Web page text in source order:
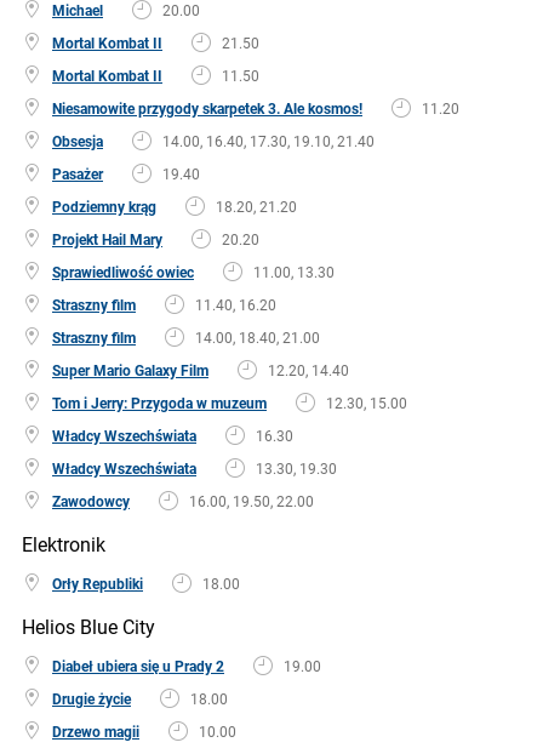
Michael
20.00
Mortal Kombat II
21.50
Mortal Kombat II
11.50
Niesamowite przygody skarpetek 3. Ale kosmos!
11.20
Obsesja
14.00, 16.40, 17.30, 19.10, 21.40
Pasażer
19.40
Podziemny krąg
18.20, 21.20
Projekt Hail Mary
20.20
Sprawiedliwość owiec
11.00, 13.30
Straszny film
11.40, 16.20
Straszny film
14.00, 18.40, 21.00
Super Mario Galaxy Film
12.20, 14.40
Tom i Jerry: Przygoda w muzeum
12.30, 15.00
Władcy Wszechświata
16.30
Władcy Wszechświata
13.30, 19.30
Zawodowcy
16.00, 19.50, 22.00
Elektronik
Orły Republiki 18.00
Helios Blue City
Diabeł ubiera się u Prady 2
19.00
Drugie życie
18.00
Drzewo magii
10.00